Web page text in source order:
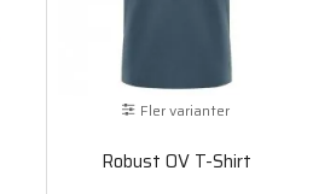
Fler varianter
Robust OV T-Shirt